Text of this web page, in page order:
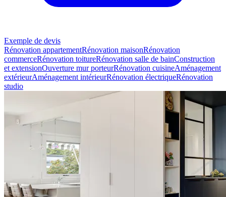
Exemple de devis
Rénovation appartementRénovation maisonRénovation
commerceRénovation toitureRénovation salle de bainConstruction
et extensionOuverture mur porteurRénovation cuisineAménagement
extérieurAménagement intérieurRénovation électriqueRénovation
studio